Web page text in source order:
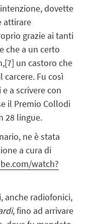
dovette
attirare
grazie ai tanti
che a un certo
[7] un castoro che
carcere. Fu così
a scrivere con
il Premio Collodi
28 lingue.
ne è stata
a cura di
watch?
anche radiofonici,
, fino ad arrivare